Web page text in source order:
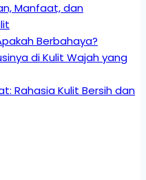
Manfaat, dan
Berbahaya?
di Kulit Wajah yang
Rahasia Kulit Bersih dan